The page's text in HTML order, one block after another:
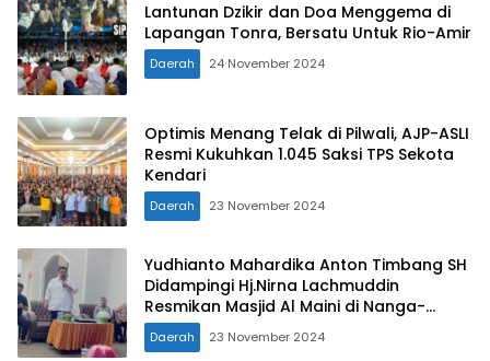
Lantunan Dzikir dan Doa Menggema di
Lapangan Tonra, Bersatu Untuk Rio-Amir
Daerah 24 November 2024
Optimis Menang Telak di Pilwali, AJP-ASLI
Resmi Kukuhkan 1.045 Saksi TPS Sekota
Kendari
Daerah 23 November 2024
Yudhianto Mahardika Anton Timbang SH
Didampingi Hj.Nirna Lachmuddin
Resmikan Masjid Al Maini di Nanga-
Nanga
Daerah 23 November 2024